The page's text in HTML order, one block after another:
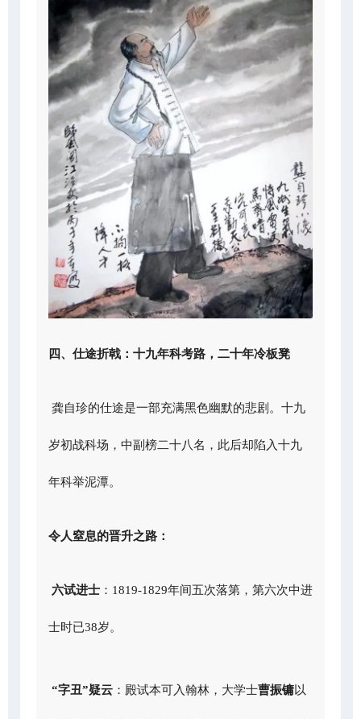
四、仕途折戟：十九年科考路，二十年冷板凳
龚自珍的仕途是一部充满黑色幽默的悲剧。十九
岁初战科场，中副榜二十八名，此后却陷入十九
年科举泥潭。
令人窒息的晋升之路：
六试进士 ：1819-1829年间五次落第，第六次中进
士时已38岁。
“字丑”疑云 ：殿试本可入翰林，大学士曹振镛以